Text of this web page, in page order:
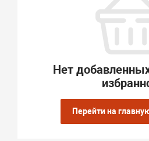
Нет
Перейти на